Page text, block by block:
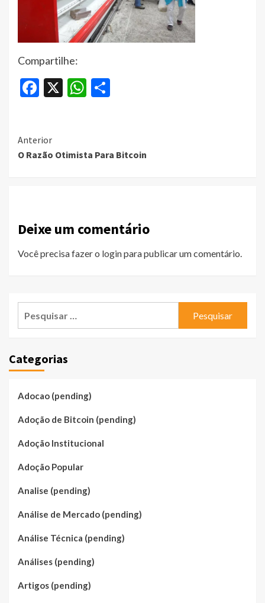
Compartilhe:
Facebook
X WhatsApp
Continue
Reading
Anterior
O Razão Otimista Para Bitcoin
Deixe um comentário
Você precisa fazer o loginpara publicar um comentário.
Categorias
Adocao (pending)
Adoção de Bitcoin (pending)
Adoção Institucional
Adoção Popular
Analise (pending)
Análise de Mercado (pending)
Análise Técnica (pending)
Análises (pending)
Artigos (pending)